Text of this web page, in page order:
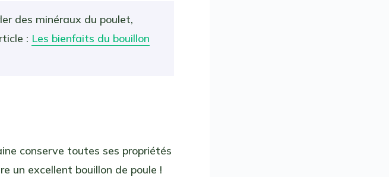
des minéraux du poulet,
: Les bienfaits du bouillon
conserve toutes ses propriétés
un excellent bouillon de poule !